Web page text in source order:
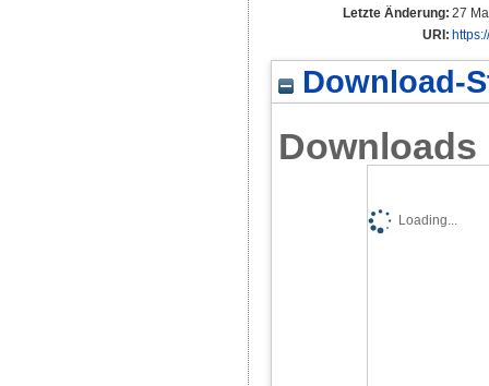
Letzte Änderung: 27
URI:
Download-
Downloads
Loading...